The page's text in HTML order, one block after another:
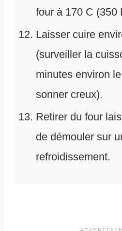
four à 170 C (350
Laisser cuire
(surveiller la
minutes environ
sonner creux).
Retirer du four
de démouler sur
refroidissement.